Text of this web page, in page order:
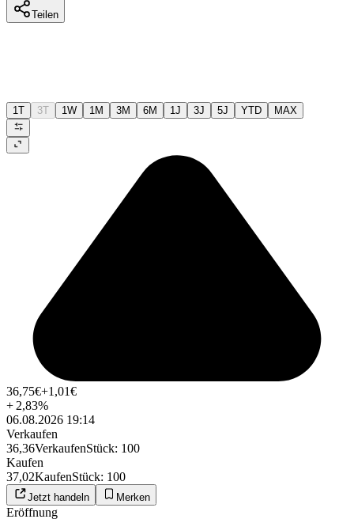
Teilen
1T 3T 1W 1M 3M 6M 1J 3J 5J YTD MAX
36,75€+1,01€
+ 2,83%
06.08.2026 19:14
Verkaufen
36,36VerkaufenStück: 100
Kaufen
37,02KaufenStück: 100
Jetzt handeln Merken
Eröffnung